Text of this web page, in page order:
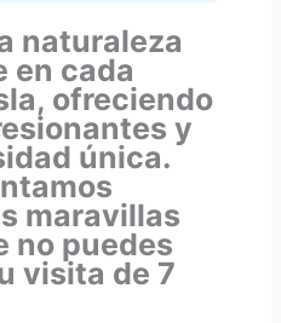
naturaleza
en cada
ofreciendo
y
única.
maravillas
no puedes
visita de 7